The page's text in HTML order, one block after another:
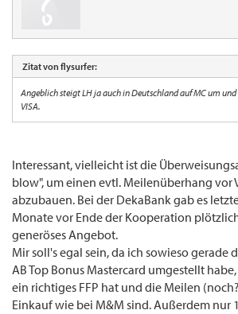
Zitat von flysurfer:
Angeblich steigt LH ja auch in Deutschland auf MC um
VISA.
Interessant, vielleicht ist die
blow", um einen evtl. Meilenüberhang vor
abzubauen. Bei der DekaBank gab es
Monate vor Ende der Kooperation
generöses Angebot.
Mir soll's egal sein, da ich sowieso gerade
AB Top Bonus Mastercard umgestellt
ein richtiges FFP hat und die Meilen
Einkauf wie bei M&M sind. Außerdem nur